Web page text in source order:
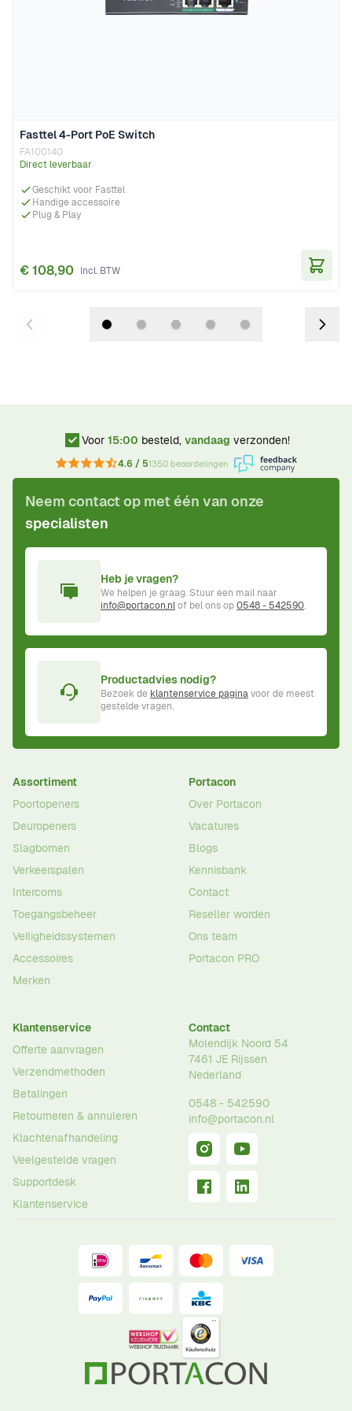
Fasttel 4-Port PoE Switch
FA100140
Direct leverbaar
Geschikt voor Fasttel
Handige accessoire
Plug & Play
€ 108,90
Voor 15:00 besteld, vandaag verzonden!
4.6 / 51350 beoordelingen
Neem contact op met één van onze
specialisten
Heb je vragen?
We helpen je graag. Stuur een mail naar
info@portacon.nlof bel ons op0548 - 542590.
Productadvies nodig?
Bezoek de klantenservice paginavoor de meest
gestelde vragen.
Assortiment
Poortopeners
Deuropeners
Slagbomen
Verkeerspalen
Intercoms
Toegangsbeheer
Veiligheidssystemen
Accessoires
Merken
Portacon
Over Portacon
Vacatures
Blogs
Kennisbank
Contact
Reseller worden
Ons team
Portacon PRO
Klantenservice
Offerte aanvragen
Verzendmethoden
Betalingen
Retourneren & annuleren
Klachtenafhandeling
Veelgestelde vragen
Supportdesk
Klantenservice
Contact
Molendijk Noord 54
7461 JE Rijssen
Nederland
0548 - 542590
info@portacon.nl